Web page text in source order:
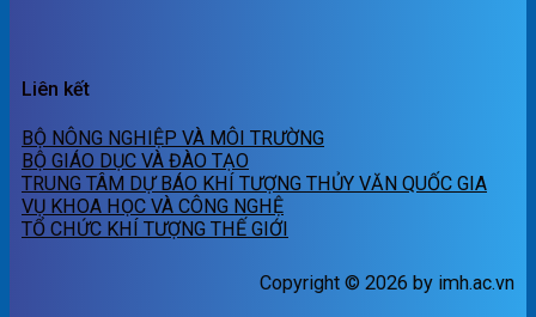
Liên kết
BỘ NÔNG NGHIỆP VÀ MÔI TRƯỜNG
BỘ GIÁO DỤC VÀ ĐÀO TẠO
TRUNG TÂM DỰ BÁO KHÍ TƯỢNG THỦY VĂN QUỐC GIA
VỤ KHOA HỌC VÀ CÔNG NGHỆ
TỔ CHỨC KHÍ TƯỢNG THẾ GIỚI
Copyright © 2026 by imh.ac.vn